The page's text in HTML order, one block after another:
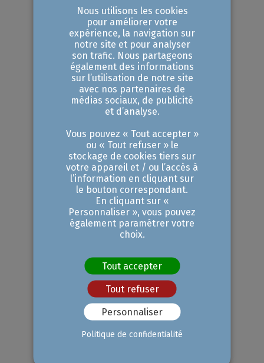
la garantie d’avoir un plan de
transition qui tient la route et un
bilan totalement transparent.
Les étapes clés
pour réussir son
bilan carbone
De la collecte des données
au plan de transition
Pour un bilan carbone qui tient la
route, tout commence par le haut :
la direction doit s'impliquer et
désigner un pilote en interne pour
coordonner le projet. Une fois
l'équipe en place, on passe au
recensement des données d'activité.
Nous utilisons les cookies
pour améliorer votre
expérience, la navigation sur
notre site et pour analyser
son trafic. Nous partageons
également des informations
sur l’utilisation de notre site
avec nos partenaires de
médias sociaux, de publicité
et d’analyse.
Vous pouvez « Tout accepter »
ou « Tout refuser » le
stockage de cookies tiers sur
votre appareil et / ou l’accès à
l’information en cliquant sur
le bouton correspondant.
En cliquant sur «
Personnaliser », vous pouvez
également paramétrer votre
choix.
Tout accepter
Tout refuser
Personnaliser
Politique de confidentialité